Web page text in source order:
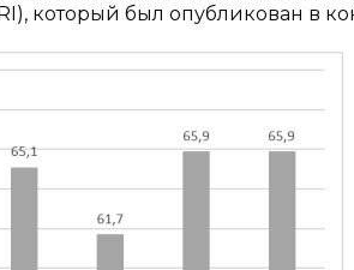
который был опубликован в